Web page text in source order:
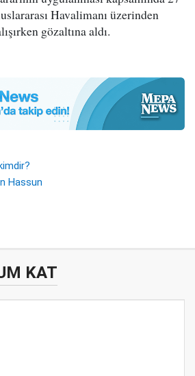
Havalimanı üzerinden
gözaltına aldı.
Hassun
KAT